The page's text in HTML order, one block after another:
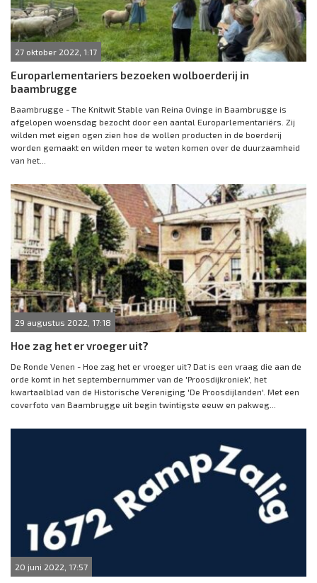
27 oktober 2022, 1:17
Europarlementariers bezoeken wolboerderij in
baambrugge
Baambrugge - The Knitwit Stable van Reina Ovinge in Baambrugge is
afgelopen woensdag bezocht door een aantal Europarlementariërs. Zij
wilden met eigen ogen zien hoe de wollen producten in de boerderij
worden gemaakt en wilden meer te weten komen over de duurzaamheid
van het...
29 augustus 2022, 17:18
Hoe zag het er vroeger uit?
De Ronde Venen - Hoe zag het er vroeger uit? Dat is een vraag die aan de
orde komt in het septembernummer van de 'Proosdijkroniek', het
kwartaalblad van de Historische Vereniging 'De Proosdijlanden'. Met een
coverfoto van Baambrugge uit begin twintigste eeuw en pakweg...
20 juni 2022, 17:57